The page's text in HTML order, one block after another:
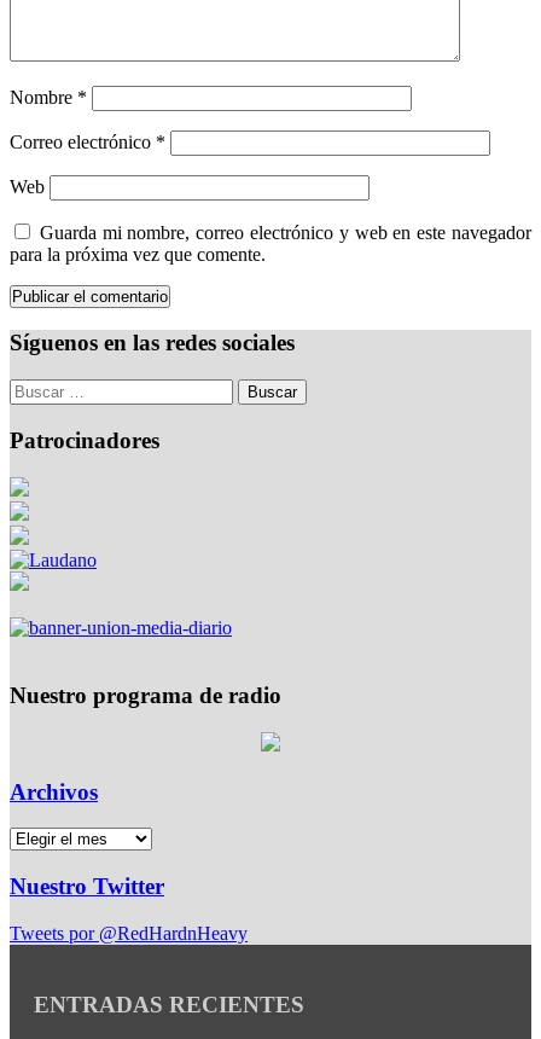
Nombre *
Correo electrónico *
Web
Guarda mi nombre, correo electrónico y web en este navegador
para la próxima vez que comente.
Síguenos en las redes sociales
Patrocinadores
Nuestro programa de radio
Archivos
Nuestro Twitter
Tweets por @RedHardnHeavy
ENTRADAS RECIENTES